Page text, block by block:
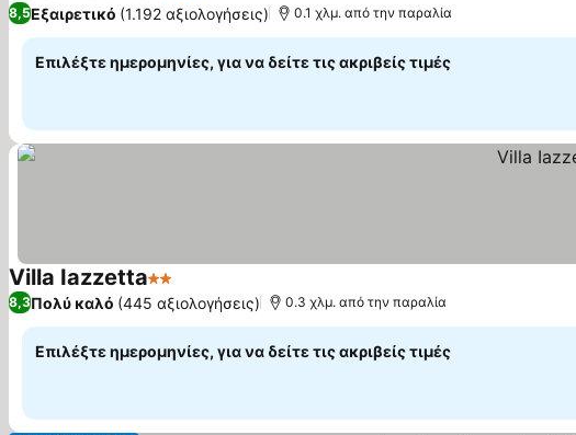
8,5Εξαιρετικό (1.192 αξιολογήσεις) 0.1 χλμ. από την παραλία
Επιλέξτε ημερομηνίες, για να δείτε τις ακριβείς τιμές
Villa Iazzetta2 Αστέρια
8,3Πολύ καλό (445 αξιολογήσεις) 0.3 χλμ. από την παραλία
Επιλέξτε ημερομηνίες, για να δείτε τις ακριβείς τιμές